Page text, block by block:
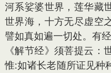
河系娑婆世界，莲华藏
世界海，十方无尽虚空
譬如真如遍一切处。有经
《解节经》须菩提云：
惟:如诸长老随所证见种